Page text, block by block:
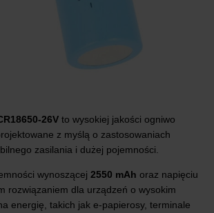
26V to wysokiej jakości ogniwo
z myślą o zastosowaniach
zasilania i dużej pojemności.
wynoszącej 2550 mAh oraz napięciu
rozwiązaniem dla urządzeń o wysokim
energię, takich jak e-papierosy, terminale